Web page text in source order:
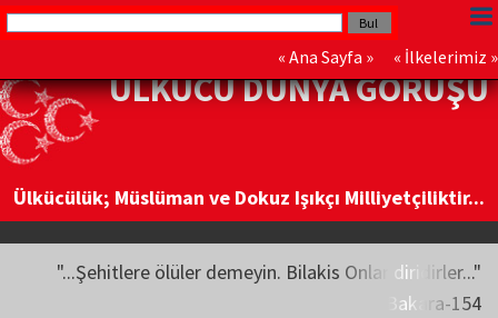
« Ana Sayfa » « İlkelerimiz »
ÜLKÜCÜ DÜNYA GÖRÜŞÜ
Ülkücülük; Müslüman ve Dokuz Işıkçı Milliyetçiliktir...
"...Şehitlere ölüler demeyin. Bilakis Onlar diridirler..."
Bakara-154